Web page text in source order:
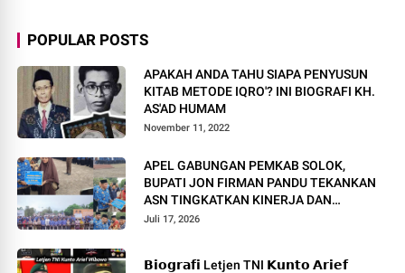
POPULAR POSTS
APAKAH ANDA TAHU SIAPA PENYUSUN
KITAB METODE IQRO'? INI BIOGRAFI KH.
AS'AD HUMAM
November 11, 2022
APEL GABUNGAN PEMKAB SOLOK,
BUPATI JON FIRMAN PANDU TEKANKAN
ASN TINGKATKAN KINERJA DAN
PELAYANAN MASYARAKAT.
Juli 17, 2026
𝗕𝗶𝗼𝗴𝗿𝗮𝗳𝗶 Letjen TNI 𝗞𝘂𝗻𝘁𝗼 𝗔𝗿𝗶𝗲𝗳